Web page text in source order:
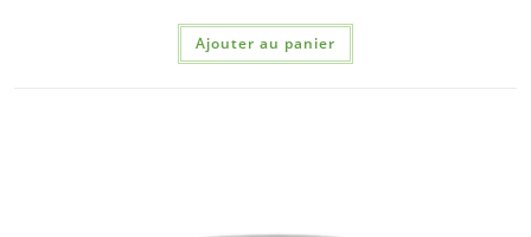
Ajouter au panier